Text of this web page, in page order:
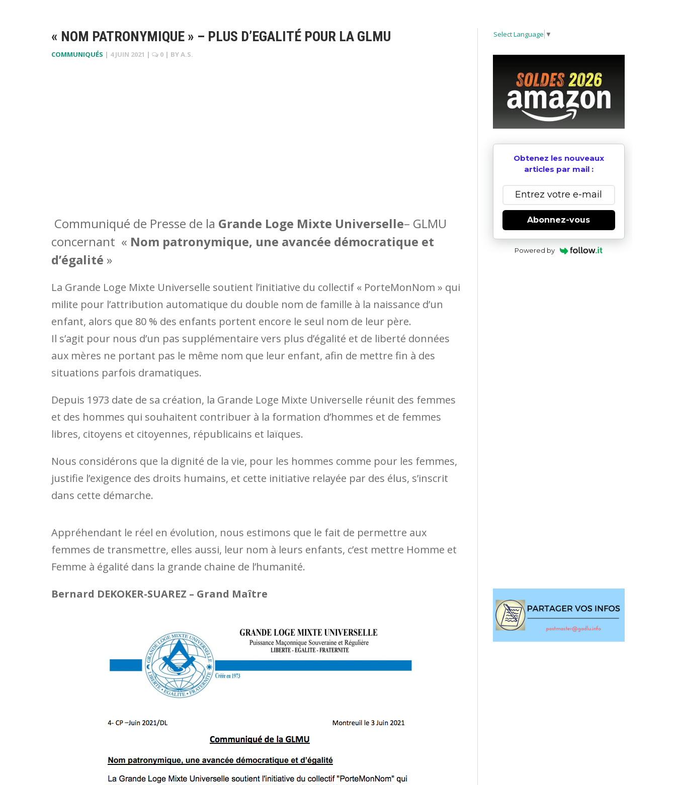
« NOM PATRONYMIQUE » – PLUS D’EGALITÉ POUR LA GLMU
COMMUNIQUÉS | 4 JUIN 2021 | 0 | BYA.S.
Communiqué de Presse de la Grande Loge Mixte Universelle– GLMU
concernant « Nom patronymique, une avancée démocratique et
d’égalité »
La Grande Loge Mixte Universelle soutient l’initiative du collectif « PorteMonNom » qui
milite pour l’attribution automatique du double nom de famille à la naissance d’un
enfant, alors que 80 % des enfants portent encore le seul nom de leur père.
Il s’agit pour nous d’un pas supplémentaire vers plus d’égalité et de liberté données
aux mères ne portant pas le même nom que leur enfant, afin de mettre fin à des
situations parfois dramatiques.
Depuis 1973 date de sa création, la Grande Loge Mixte Universelle réunit des femmes
et des hommes qui souhaitent contribuer à la formation d’hommes et de femmes
libres, citoyens et citoyennes, républicains et laïques.
Nous considérons que la dignité de la vie, pour les hommes comme pour les femmes,
justifie l’exigence des droits humains, et cette initiative relayée par des élus, s’inscrit
dans cette démarche.
Appréhendant le réel en évolution, nous estimons que le fait de permettre aux
femmes de transmettre, elles aussi, leur nom à leurs enfants, c’est mettre Homme et
Femme à égalité dans la grande chaine de l’humanité.
Bernard DEKOKER-SUAREZ – Grand Maître
Select Language ▼
Obtenez les nouveaux
articles par mail :
Abonnez-vous
Powered by